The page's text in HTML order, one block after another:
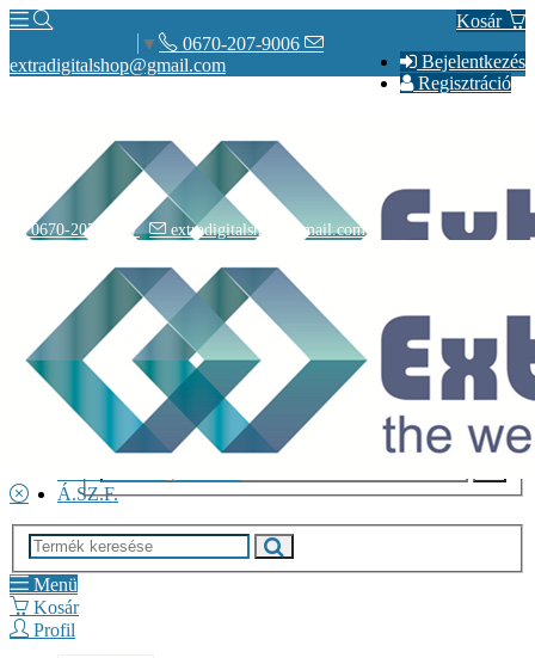
Kosár
Bejelentkezés
Regisztráció
▼
0670-207-9006
extradigitalshop@gmail.com
Rólunk
Elérhetőségeink
Vásárlás
Szállítás
Á.SZ.F.
0670-207-9006 extradigitalshop@gmail.com
Menü
Kosár
Profil